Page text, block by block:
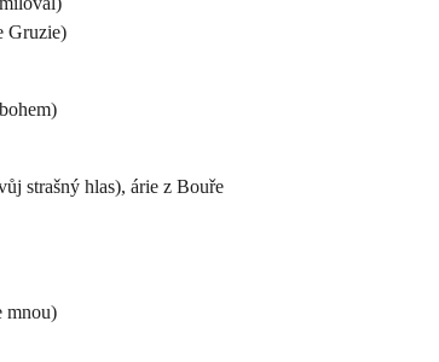
Gruzie)
strašný hlas), árie z Bouře
mnou)